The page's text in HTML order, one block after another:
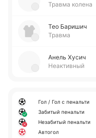
Травма колена
Тео Ба­ри­шич
Травма
Анель Хусич
Неактивный
Гол / Гол с пенальти
Забитый пенальти
Незабитый пенальти
Автогол